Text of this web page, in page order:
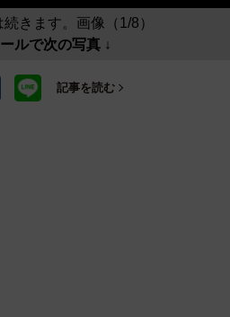
きます。画像（1/8）
ルで次の写真 ↓
記事を読む